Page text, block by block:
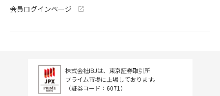
会員ログインページ
株式会社IBJは、東京証券取引所
プライム市場に上場しております。
（証券コード：6071）